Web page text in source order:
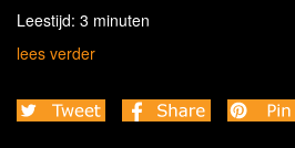
Leestijd: 3 minuten
lees verder